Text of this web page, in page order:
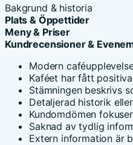
Bakgrund & historia
Plats & Öppettider
Meny & Priser
Kundrecensioner &
Modern
Kaféet har fått
Stämningen beskrivs
Detaljerad historik
Kundomdömen
Saknad av tydlig
Extern information är